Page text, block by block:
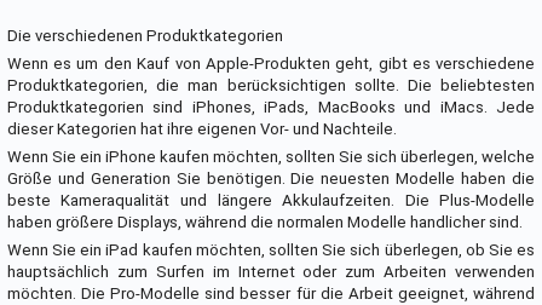
Die verschiedenen Produktkategorien
Wenn es um den Kauf von Apple-Produkten geht, gibt es verschiedene
Produktkategorien, die man berücksichtigen sollte. Die beliebtesten
Produktkategorien sind iPhones, iPads, MacBooks und iMacs. Jede
dieser Kategorien hat ihre eigenen Vor- und Nachteile.
Wenn Sie ein iPhone kaufen möchten, sollten Sie sich überlegen, welche
Größe und Generation Sie benötigen. Die neuesten Modelle haben die
beste Kameraqualität und längere Akkulaufzeiten. Die Plus-Modelle
haben größere Displays, während die normalen Modelle handlicher sind.
Wenn Sie ein iPad kaufen möchten, sollten Sie sich überlegen, ob Sie es
hauptsächlich zum Surfen im Internet oder zum Arbeiten verwenden
möchten. Die Pro-Modelle sind besser für die Arbeit geeignet, während